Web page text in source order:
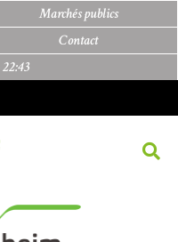
Marchés publics
Contact
22:43